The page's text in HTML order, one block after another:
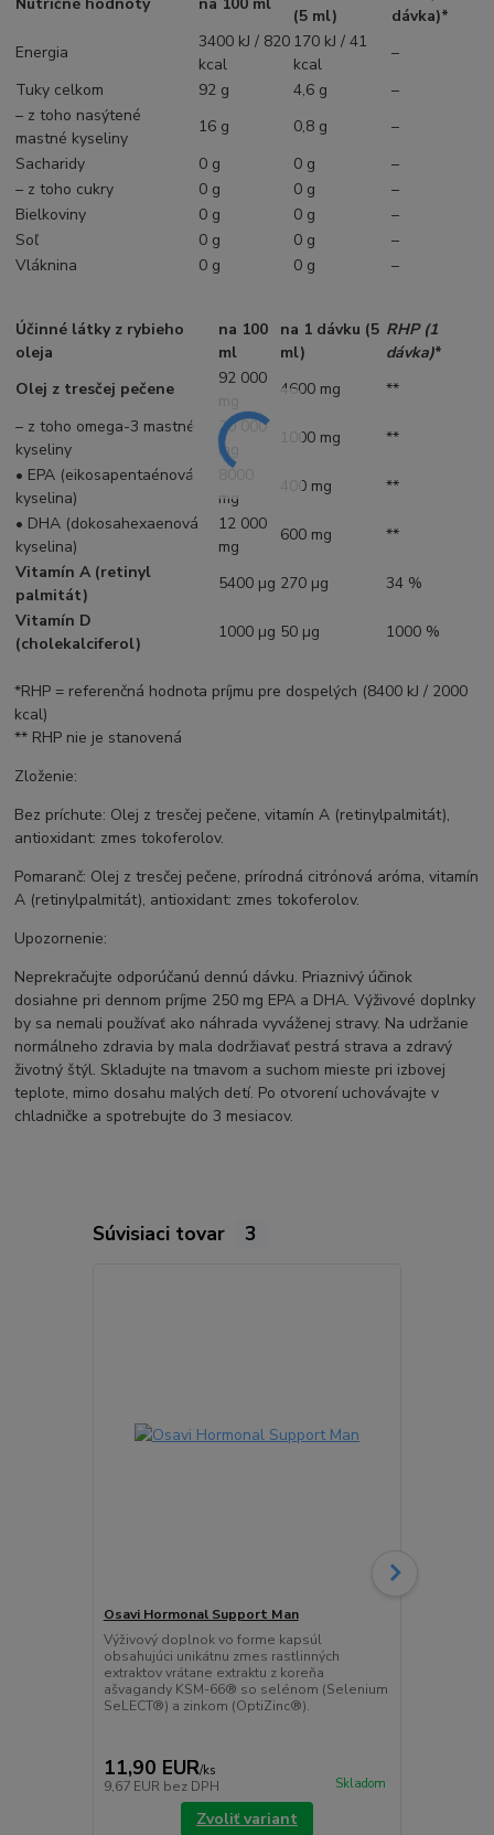
Nutričné hodnoty na 100 ml
(5 ml)
dávka)*
Energia
3400 kJ / 820
kcal
170 kJ / 41
kcal
–
Tuky celkom
92 g 4,6 g
–
– z toho nasýtené
mastné kyseliny
16 g 0,8 g
–
Sacharidy
0 g 0 g
–
– z toho cukry
0 g 0 g
–
Bielkoviny
0 g 0 g
–
Soľ
0 g 0 g
–
Vláknina
0 g 0 g –
Účinné látky z rybieho
oleja
na 100
ml
na 1 dávku (5
ml)
RHP (1
dávka)*
Olej z tresčej pečene
92 000
4600 mg
**
– z toho omega-3 mastné
kyseliny
20 000
mg
1000 mg
**
• EPA (eikosapentaénová
kyselina)
mg
400 mg
**
• DHA (dokosahexaenová
kyselina)
12 000
mg
600 mg
**
Vitamín A (retinyl
palmitát)
5400 µg 270 µg
34 %
Vitamín D
(cholekalciferol)
1000 µg 50 µg 1000 %
*RHP = referenčná hodnota príjmu pre dospelých (8400 kJ / 2000
kcal)
** RHP nie je stanovená
Zloženie:
Bez príchute: Olej z tresčej pečene, vitamín A (retinylpalmitát),
antioxidant: zmes tokoferolov.
Pomaranč: Olej z tresčej pečene, prírodná citrónová aróma, vitamín
A (retinylpalmitát), antioxidant: zmes tokoferolov.
Upozornenie:
Neprekračujte odporúčanú dennú dávku. Priaznivý účinok
dosiahne pri dennom príjme 250 mg EPA a DHA. Výživové doplnky
by sa nemali používať ako náhrada vyváženej stravy. Na udržanie
normálneho zdravia by mala dodržiavať pestrá strava a zdravý
životný štýl. Skladujte na tmavom a suchom mieste pri izbovej
teplote, mimo dosahu malých detí. Po otvorení uchovávajte v
chladničke a spotrebujte do 3 mesiacov.
Súvisiaci tovar 3
Osavi Hormonal Support Man
Výživový doplnok vo forme kapsúl
obsahujúci unikátnu zmes rastlinných
extraktov vrátane extraktu z koreňa
ašvagandy KSM-66® so selénom (Selenium
SeLECT®) a zinkom (OptiZinc®).
11,90 EUR/ks
9,67 EUR bez DPH Skladom
Zvoliť variant